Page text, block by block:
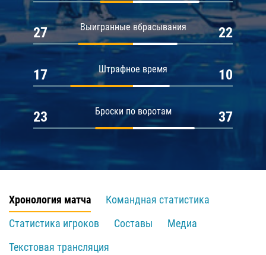
Выигранные вбрасывания
27 22
Штрафное время
17 10
Броски по воротам
23 37
Хронология матча
Командная статистика
Статистика игроков
Составы
Медиа
Текстовая трансляция